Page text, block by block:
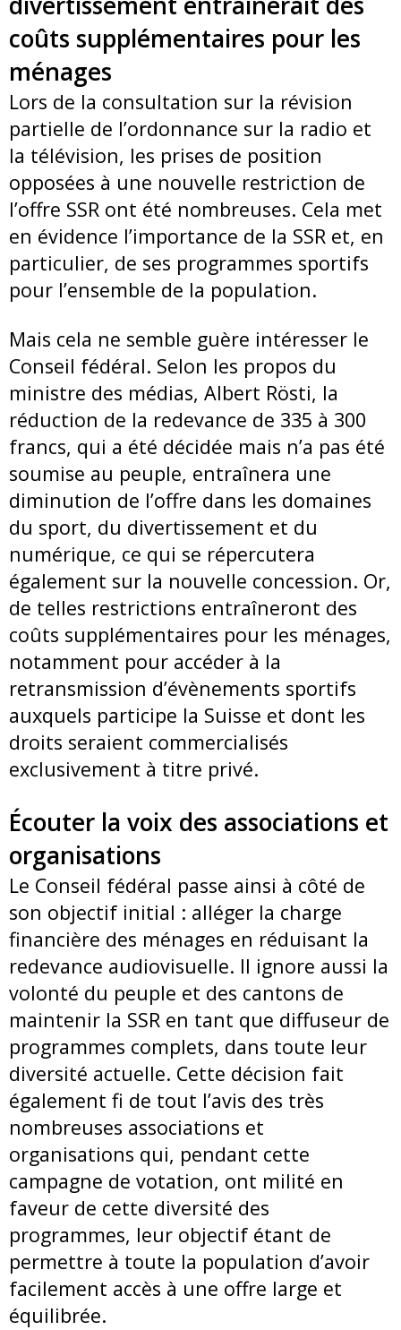
coûts supplémentaires pour les
ménages
Lors de la consultation sur la révision
partielle de l’ordonnance sur la radio et
la télévision, les prises de position
opposées à une nouvelle restriction de
l’offre SSR ont été nombreuses. Cela met
en évidence l’importance de la SSR et, en
particulier, de ses programmes sportifs
pour l’ensemble de la population.
Mais cela ne semble guère intéresser le
Conseil fédéral. Selon les propos du
ministre des médias, Albert Rösti, la
réduction de la redevance de 335 à 300
francs, qui a été décidée mais n’a pas été
soumise au peuple, entraînera une
diminution de l’offre dans les domaines
du sport, du divertissement et du
numérique, ce qui se répercutera
également sur la nouvelle concession. Or,
de telles restrictions entraîneront des
coûts supplémentaires pour les ménages,
notamment pour accéder à la
retransmission d’évènements sportifs
auxquels participe la Suisse et dont les
droits seraient commercialisés
exclusivement à titre privé.
Écouter la voix des associations et
organisations
Le Conseil fédéral passe ainsi à côté de
son objectif initial : alléger la charge
financière des ménages en réduisant la
redevance audiovisuelle. Il ignore aussi la
volonté du peuple et des cantons de
maintenir la SSR en tant que diffuseur de
programmes complets, dans toute leur
diversité actuelle. Cette décision fait
également fi de tout l’avis des très
nombreuses associations et
organisations qui, pendant cette
campagne de votation, ont milité en
faveur de cette diversité des
programmes, leur objectif étant de
permettre à toute la population d’avoir
facilement accès à une offre large et
équilibrée.